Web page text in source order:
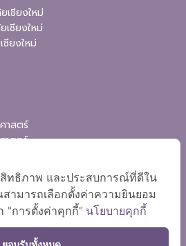
เชียงใหม่
เชียงใหม่
ยงใหม่
าสตร์
าสตร์
สิทธิภาพ และประสบการณ์ที่ดีใน
ามารถเลือกตั้งค่าความยินยอม
"การตั้งค่าคุกกี้" นโยบายคุกกี้